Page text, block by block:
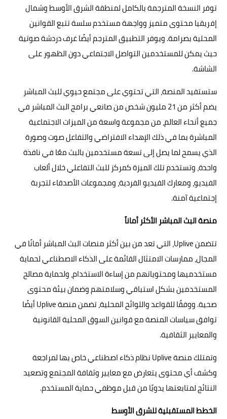
توفر النسخة المترجمة بالكامل لمنطقة الشرق الأوسط وشمال
إفريقيا محتوى متميز وواجهة مستخدم سلسة تتبع القوانين
المحلية بصرامة. ويوفر التطبيق المترجم أيضًا غرف دردشة صوتية
حيث يمكن للمستخدمين التواصل الاجتماعي دون الظهور على
الشاشة.
ستستفيد المنصة، التي تحتوي على مجتمع حيوي للبث المباشر
يضم أكثر من 21 مليون شخص من صانعي برامج البث المباشر في
جميع أنحاء العالم، من مجموعة واسعة من الميزات الاجتماعية
المباشرة بما في ذلك الإهداء الافتراضي والتفاعل صوت وصورة
الذي يسمح لما يصل إلى تسعة مستخدمين بالبث معًا في نافذة
واحدة، وتستخدم تلك الميزة كمركز للبث التفاعلي خلال ألعاب
الفيديو، ومعارك الفيديو الفردية، ومجموعات الأصدقاء لتجربة
إجتماعية آمنة.
منصة البث المباشر الأكثر أماناً
تتضمن Uplive، التي تعد من بين أكثر منصات البث المباشر أمانًا في
المجال، ممارسات الامتثال القائمة على الذكاء الاصطناعي لحماية
مستخدميها ومحتوياتهم من إساءة الاستخدام، ولحماية مصالح
المستخدمين بشكل استباقي وسلامتهم وضمان بيئة محتوى
صحية. ووفقًا للقواعد واللوائح المحلية، تضمن منصة Uplive أيضًا
توافق سياسات المنصة مع قوانين السوق المحلية القانونية
والمعايير الثقافية.
وتمتلك منصة Uplive نظام ذكاء اصطناعي خاص بها لمراجعة
وكشف أي محتوى يتعارض مع معايير وثقافة المجتمع وتصعيد
النتائج لمتابعتها يدويًا من قبل موظفي حماية المستخدم.
الخطط المستقبلية للشرق الأوسط